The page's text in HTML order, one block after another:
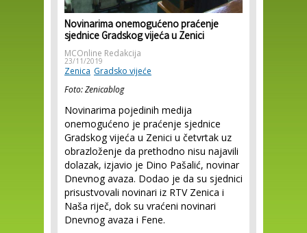
Novinarima onemogućeno praćenje
sjednice Gradskog vijeća u Zenici
MCOnline Redakcija
23/11/2019
Zenica Gradsko vijeće
Foto: Zenicablog
Novinarima pojedinih medija
onemogućeno je praćenje sjednice
Gradskog vijeća u Zenici u četvrtak uz
obrazloženje da prethodno nisu najavili
dolazak, izjavio je Dino Pašalić, novinar
Dnevnog avaza. Dodao je da su sjednici
prisustvovali novinari iz RTV Zenica i
Naša riječ, dok su vraćeni novinari
Dnevnog avaza i Fene.